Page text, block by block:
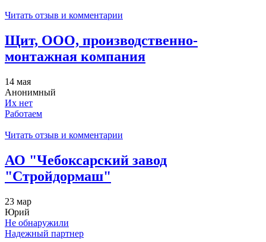
Читать отзыв и комментарии
Щит, ООО, производственно-
монтажная компания
14 мая
Анонимный
Их нет
Работаем
Читать отзыв и комментарии
АО "Чебоксарский завод
"Стройдормаш"
23 мар
Юрий
Не обнаружили
Надежный партнер